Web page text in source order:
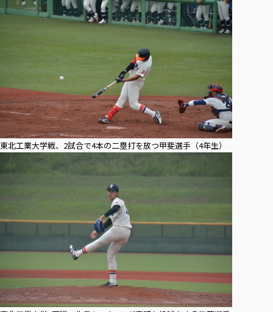
東北工業大学戦、2試合で4本の二塁打を放つ甲斐選手（4年生）